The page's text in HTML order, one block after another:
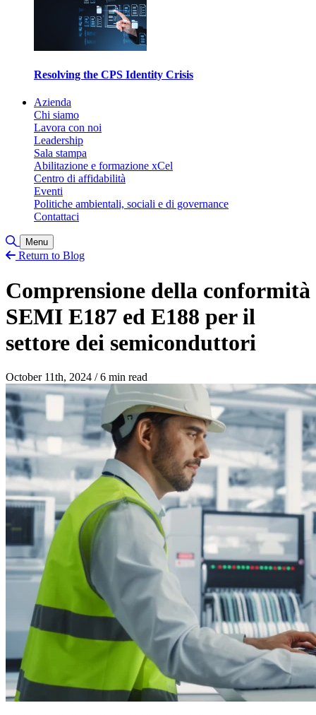
Resolving the CPS Identity Crisis
Azienda
Chi siamo
Lavora con noi
Leadership
Sala stampa
Abilitazione e formazione xCel
Centro di affidabilità
Eventi
Politiche ambientali, sociali e di governance
Contattaci
Attiva/disattiva ricerca
Menu
Return to Blog
Comprensione della conformità
SEMI E187 ed E188 per il
settore dei semiconduttori
October 11th, 2024 /6 min read